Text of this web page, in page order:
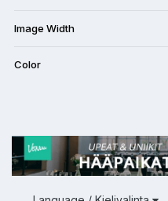
Image Width
Color